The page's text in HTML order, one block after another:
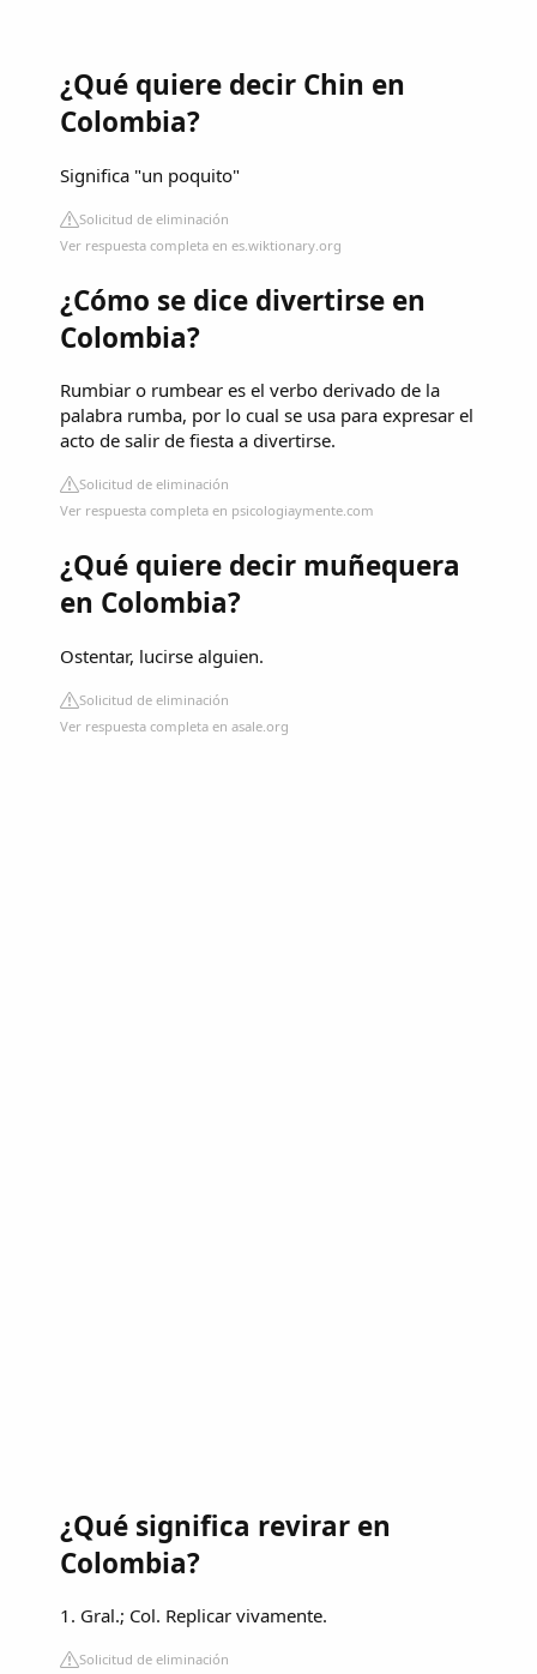
¿Qué quiere decir Chin en
Colombia?
Significa "un poquito"
Solicitud de eliminación
Ver respuesta completa en es.wiktionary.org
¿Cómo se dice divertirse en
Colombia?
Rumbiar o rumbear es el verbo derivado de la
palabra rumba, por lo cual se usa para expresar el
acto de salir de fiesta a divertirse.
Solicitud de eliminación
Ver respuesta completa en psicologiaymente.com
¿Qué quiere decir muñequera
en Colombia?
Ostentar, lucirse alguien.
Solicitud de eliminación
Ver respuesta completa en asale.org
¿Qué significa revirar en
Colombia?
1. Gral.; Col. Replicar vivamente.
Solicitud de eliminación